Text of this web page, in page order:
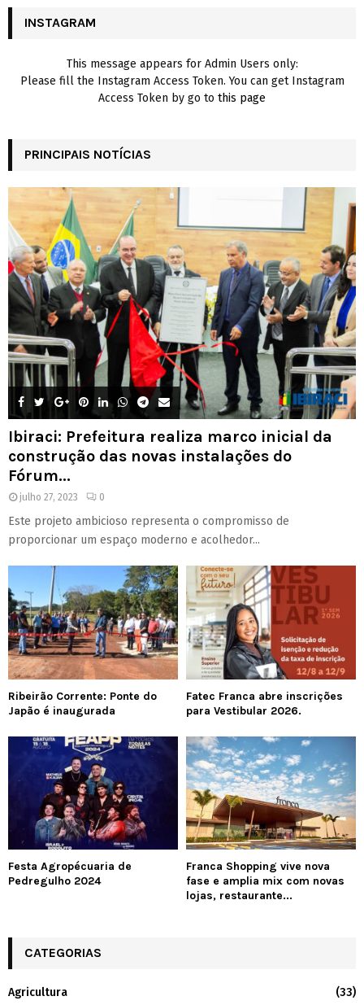
INSTAGRAM
This message appears for Admin Users only:
Please fill the Instagram Access Token. You can get Instagram
Access Token by go to this page
PRINCIPAIS NOTÍCIAS
Ibiraci: Prefeitura realiza marco inicial da
construção das novas instalações do
Fórum...
julho 27, 2023 0
Este projeto ambicioso representa o compromisso de
proporcionar um espaço moderno e acolhedor...
Ribeirão Corrente: Ponte do
Japão é inaugurada
Fatec Franca abre inscrições
para Vestibular 2026.
Festa Agropécuaria de
Pedregulho 2024
Franca Shopping vive nova
fase e amplia mix com novas
lojas, restaurante...
CATEGORIAS
Agricultura
(33)